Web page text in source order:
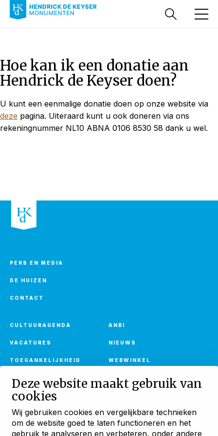
Deze website maakt gebruik van
cookies
Wij gebruiken cookies en vergelijkbare technieken
om de website goed te laten functioneren en het
gebruik te analyseren en verbeteren, onder andere
Hoe kan ik een donatie aan
Hendrick de Keyser doen?
U kunt een eenmalige donatie doen op onze website via
deze pagina. Uiteraard kunt u ook doneren via ons
rekeningnummer NL10 ABNA 0106 8530 58 dank u wel.
PERS EN MEDIA
DE HUIZEN
CONTACT
CULTUURAGENDA
VACATURES
TOEGANKELIJKHEID
ANBI
NIEUWS
WEBWINKEL
Ontvang onze nieuwsbrief
Met verhalen, activiteiten en huuraanbod